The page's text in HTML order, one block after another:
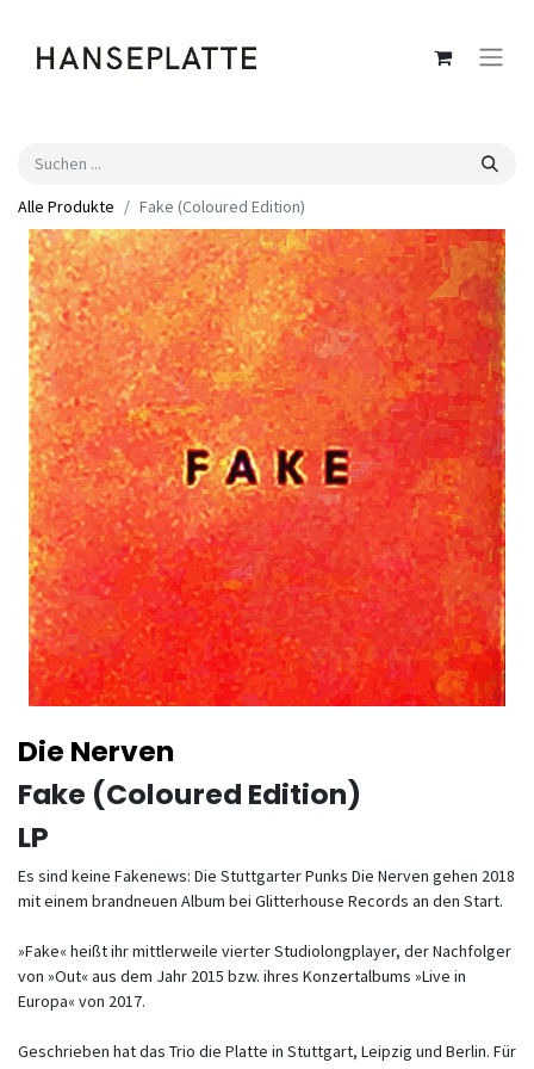
Alle Produkte Fake (Coloured Edition)
Die Nerven
Fake (Coloured Edition)
LP
Es sind keine Fakenews: Die Stuttgarter Punks Die Nerven gehen 2018
mit einem brandneuen Album bei Glitterhouse Records an den Start.
»Fake« heißt ihr mittlerweile vierter Studiolongplayer, der Nachfolger
von »Out« aus dem Jahr 2015 bzw. ihres Konzertalbums »Live in
Europa« von 2017.
Geschrieben hat das Trio die Platte in Stuttgart, Leipzig und Berlin. Für